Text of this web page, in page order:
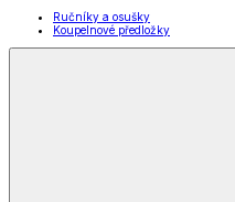
Ručníky a osušky
Koupelnové předložky